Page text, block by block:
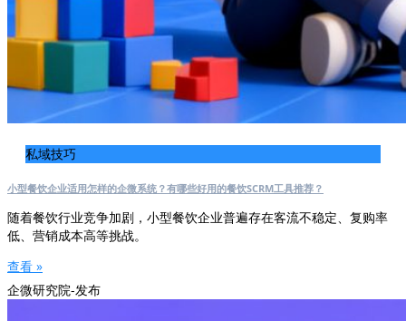
私域技巧
小型餐饮企业适用怎样的企微系统？有哪些好用的餐饮SCRM工具推荐？
随着餐饮行业竞争加剧，小型餐饮企业普遍存在客流不稳定、复购率
低、营销成本高等挑战。
查看 »
企微研究院-发布